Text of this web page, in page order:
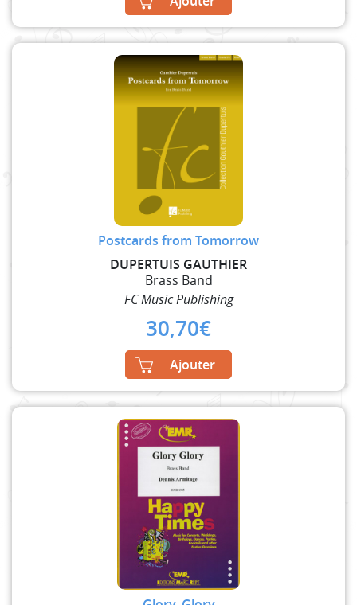
Postcards from Tomorrow
DUPERTUIS GAUTHIER
Brass Band
FC Music Publishing
30,70€
Ajouter